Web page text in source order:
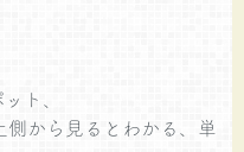
ト、
から見るとわかる、単